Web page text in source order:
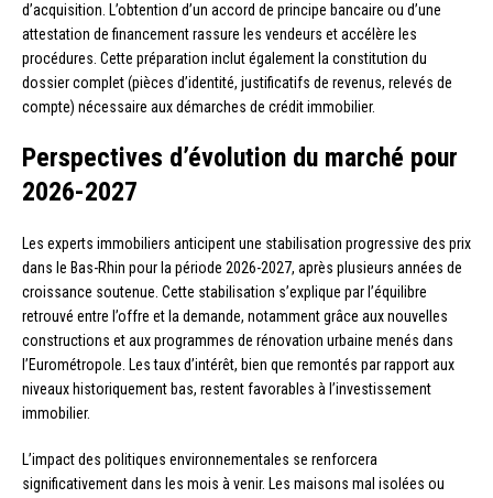
d’acquisition. L’obtention d’un accord de principe bancaire ou d’une
attestation de financement rassure les vendeurs et accélère les
procédures. Cette préparation inclut également la constitution du
dossier complet (pièces d’identité, justificatifs de revenus, relevés de
compte) nécessaire aux démarches de crédit immobilier.
Perspectives d’évolution du marché pour
2026-2027
Les experts immobiliers anticipent une stabilisation progressive des prix
dans le Bas-Rhin pour la période 2026-2027, après plusieurs années de
croissance soutenue. Cette stabilisation s’explique par l’équilibre
retrouvé entre l’offre et la demande, notamment grâce aux nouvelles
constructions et aux programmes de rénovation urbaine menés dans
l’Eurométropole. Les taux d’intérêt, bien que remontés par rapport aux
niveaux historiquement bas, restent favorables à l’investissement
immobilier.
L’impact des politiques environnementales se renforcera
significativement dans les mois à venir. Les maisons mal isolées ou